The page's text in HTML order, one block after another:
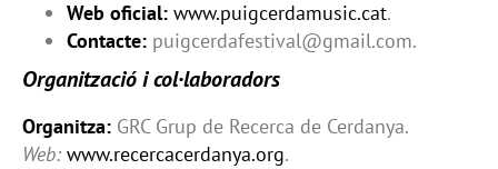
Web oficial: www.puigcerdamusic.cat.
Contacte: puigcerdafestival@gmail.com.
Organització i col·laboradors
Organitza: GRC Grup de Recerca de Cerdanya.
Web: www.recercacerdanya.org.